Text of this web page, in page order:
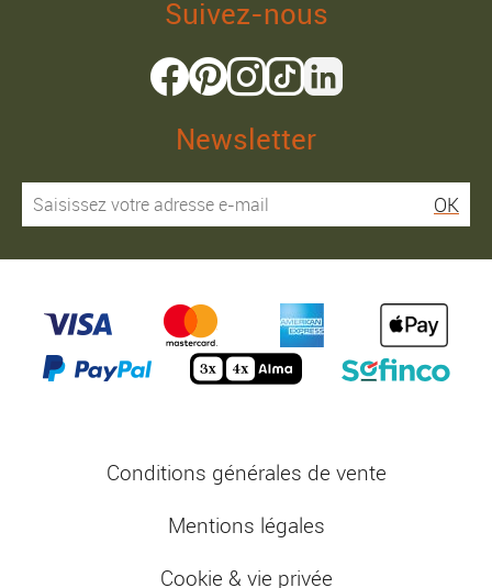
Suivez-nous
Newsletter
OK
Conditions générales de vente
Mentions légales
Cookie & vie privée